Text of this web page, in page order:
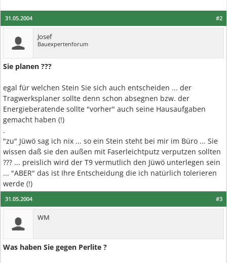
#2
31.05.2004
Josef
Bauexpertenforum
Sie planen ???
egal für welchen Stein Sie sich auch entscheiden ... der
Tragwerksplaner sollte denn schon absegnen bzw. der
Energieberatende sollte "vorher" auch seine Hausaufgaben
gemacht haben (!)
.
"zu" Jüwö sag ich nix ... so ein Stein steht bei mir im Büro ... Sie
wissen daß sie den außen mit Faserleichtputz verputzen sollten
??? ... preislich wird der T9 vermutlich den Jüwö unterlegen sein
... "ABER" das ist Ihre Entscheidung die ich natürlich tolerieren
werde (!)
#3
31.05.2004
WM
Was haben Sie gegen Perlite ?